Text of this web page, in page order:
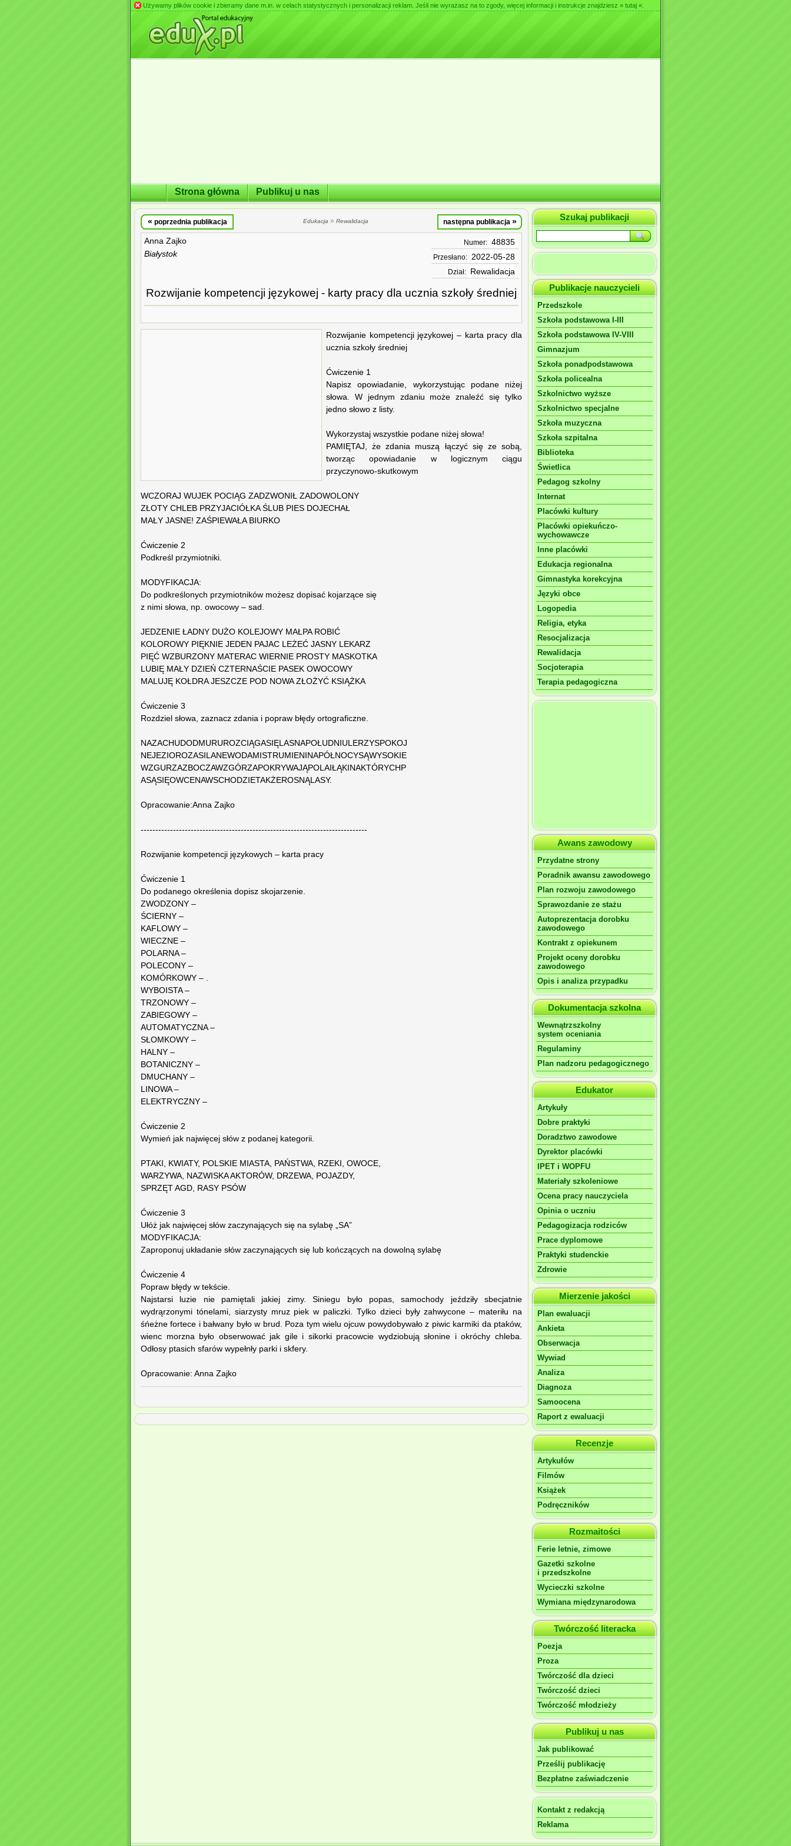
Używamy plików cookie i zbieramy dane m.in. w celach statystycznych i personalizacji reklam. Jeśli nie wyrażasz na to zgody, więcej informacji i instrukcje znajdziesz » tutaj «
Strona główna Publikuj u nas
« poprzednia publikacja Edukacja » Rewalidacja następna publikacja »
Anna Zajko
Białystok
Numer: 48835
Przesłano: 2022-05-28
Dział: Rewalidacja
Rozwijanie kompetencji językowej - karty pracy dla ucznia szkoły średniej
Rozwijanie kompetencji językowej – karta pracy dla
ucznia szkoły średniej
Ćwiczenie 1
Napisz opowiadanie, wykorzystując podane niżej
słowa. W jednym zdaniu może znaleźć się tylko
jedno słowo z listy.
Wykorzystaj wszystkie podane niżej słowa!
PAMIĘTAJ, że zdania muszą łączyć się ze sobą,
tworząc opowiadanie w logicznym ciągu
przyczynowo-skutkowym
WCZORAJ WUJEK POCIĄG ZADZWONIŁ ZADOWOLONY
ZŁOTY CHLEB PRZYJACIÓŁKA ŚLUB PIES DOJECHAŁ
MAŁY JASNE! ZAŚPIEWAŁA BIURKO
Ćwiczenie 2
Podkreśl przymiotniki.
MODYFIKACJA:
Do podkreślonych przymiotników możesz dopisać kojarzące się
z nimi słowa, np. owocowy – sad.
JEDZENIE ŁADNY DUŻO KOLEJOWY MAŁPA ROBIĆ
KOLOROWY PIĘKNIE JEDEN PAJAC LEŻEĆ JASNY LEKARZ
PIĘĆ WZBURZONY MATERAC WIERNIE PROSTY MASKOTKA
LUBIĘ MAŁY DZIEŃ CZTERNAŚCIE PASEK OWOCOWY
MALUJĘ KOŁDRA JESZCZE POD NOWA ZŁOŻYĆ KSIĄŻKA
Ćwiczenie 3
Rozdziel słowa, zaznacz zdania i popraw błędy ortograficzne.
NAZACHUDODMURUROZCIĄGASIĘLASNAPOŁUDNIULERZYSPOKOJ
NEJEZIOROZASILANEWODAMISTRUMIENINAPÓŁNOCYSĄWYSOKIE
WZGURZAZBOCZAWZGÓRZAPOKRYWAJĄPOLAIŁĄKINAKTÓRYCHP
ASĄSIĘOWCENAWSCHODZIETAKŻEROSNĄLASY.
Opracowanie:Anna Zajko
-----------------------------------------------------------------------------
Rozwijanie kompetencji językowych – karta pracy
Ćwiczenie 1
Do podanego określenia dopisz skojarzenie.
ZWODZONY –
ŚCIERNY –
KAFLOWY –
WIECZNE –
POLARNA –
POLECONY –
KOMÓRKOWY – .
WYBOISTA –
TRZONOWY –
ZABIEGOWY –
AUTOMATYCZNA –
SŁOMKOWY –
HALNY –
BOTANICZNY –
DMUCHANY –
LINOWA –
ELEKTRYCZNY –
Ćwiczenie 2
Wymień jak najwięcej słów z podanej kategorii.
PTAKI, KWIATY, POLSKIE MIASTA, PAŃSTWA, RZEKI, OWOCE,
WARZYWA, NAZWISKA AKTORÓW, DRZEWA, POJAZDY,
SPRZĘT AGD, RASY PSÓW
Ćwiczenie 3
Ułóż jak najwięcej słów zaczynających się na sylabę „SA”
MODYFIKACJA:
Zaproponuj układanie słów zaczynających się lub kończących na dowolną sylabę
Ćwiczenie 4
Popraw błędy w tekście.
Najstarsi luzie nie pamiętali jakiej zimy. Siniegu było popas, samochody jeździły sbecjatnie
wydrąrzonymi tónelami, siarzysty mruz piek w paliczki. Tylko dzieci były zahwycone – materiłu na
śńeżne fortece i bałwany było w brud. Poza tym wielu ojcuw powydobywało z piwic karmiki da ptaków,
wienc morzna było obserwować jak gile i sikorki pracowcie wydziobują słonine i okróchy chleba.
Odłosy ptasich sfarów wypełnły parki i skfery.
Opracowanie: Anna Zajko
Szukaj publikacji
Publikacje nauczycieli
Przedszkole
Szkoła podstawowa I-III
Szkoła podstawowa IV-VIII
Gimnazjum
Szkoła ponadpodstawowa
Szkoła policealna
Szkolnictwo wyższe
Szkolnictwo specjalne
Szkoła muzyczna
Szkoła szpitalna
Biblioteka
Świetlica
Pedagog szkolny
Internat
Placówki kultury
Placówki opiekuńczo-
wychowawcze
Inne placówki
Edukacja regionalna
Gimnastyka korekcyjna
Języki obce
Logopedia
Religia, etyka
Resocjalizacja
Rewalidacja
Socjoterapia
Terapia pedagogiczna
Awans zawodowy
Przydatne strony
Poradnik awansu zawodowego
Plan rozwoju zawodowego
Sprawozdanie ze stażu
Autoprezentacja dorobku
zawodowego
Kontrakt z opiekunem
Projekt oceny dorobku
zawodowego
Opis i analiza przypadku
Dokumentacja szkolna
Wewnątrzszkolny
system oceniania
Regulaminy
Plan nadzoru pedagogicznego
Edukator
Artykuły
Dobre praktyki
Doradztwo zawodowe
Dyrektor placówki
IPET i WOPFU
Materiały szkoleniowe
Ocena pracy nauczyciela
Opinia o uczniu
Pedagogizacja rodziców
Prace dyplomowe
Praktyki studenckie
Zdrowie
Mierzenie jakości
Plan ewaluacji
Ankieta
Obserwacja
Wywiad
Analiza
Diagnoza
Samoocena
Raport z ewaluacji
Recenzje
Artykułów
Filmów
Książek
Podręczników
Rozmaitości
Ferie letnie, zimowe
Gazetki szkolne
i przedszkolne
Wycieczki szkolne
Wymiana międzynarodowa
Twórczość literacka
Poezja
Proza
Twórczość dla dzieci
Twórczość dzieci
Twórczość młodzieży
Publikuj u nas
Jak publikować
Prześlij publikację
Bezpłatne zaświadczenie
Kontakt z redakcją
Reklama